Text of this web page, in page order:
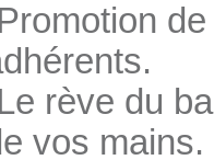
rève du
vos mains.